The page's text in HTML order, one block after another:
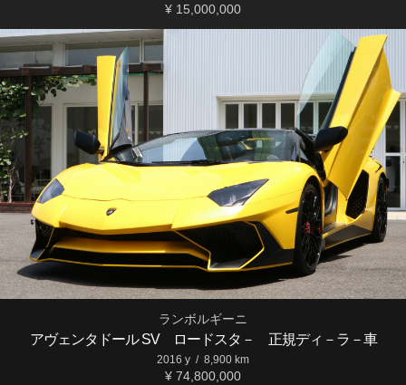
¥ 15,000,000
ランボルギーニ
アヴェンタドール SV ロードスタ－ 正規ディ－ラ－車
2016 y / 8,900 km
¥ 74,800,000